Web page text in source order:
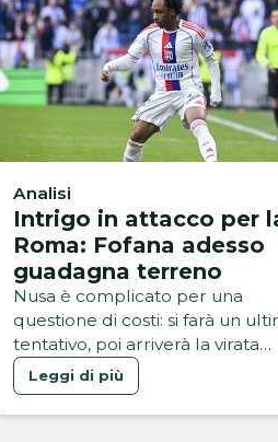
Analisi
Intrigo in attacco per
Roma: Fofana adesso
guadagna terreno
Nusa è complicato per una
questione di costi: si farà un
tentativo, poi arriverà la virata
sull'ala del Lione
Leggi di più